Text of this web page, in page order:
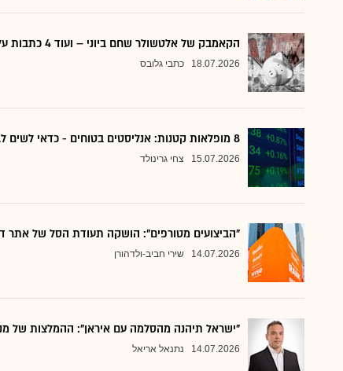
הקאמבק של אלטשולר שחם ביוני – ועוד 4 כתבות על המצב בשווקים
18.07.2026 כתבי גלובס
8 מופלאות קטנות: אנליסטים בטוחים - כדאי לשים לב למניות הללו
15.07.2026 צחי גרינולד
"הביצועים מטורפים": הושקה תעודת הסל של אתר
14.07.2026 שירי חביב-ולדהורן
"ישראל תיהנה מהסלמה עם איראן": ההמלצות של
14.07.2026 נתנאל אריאל